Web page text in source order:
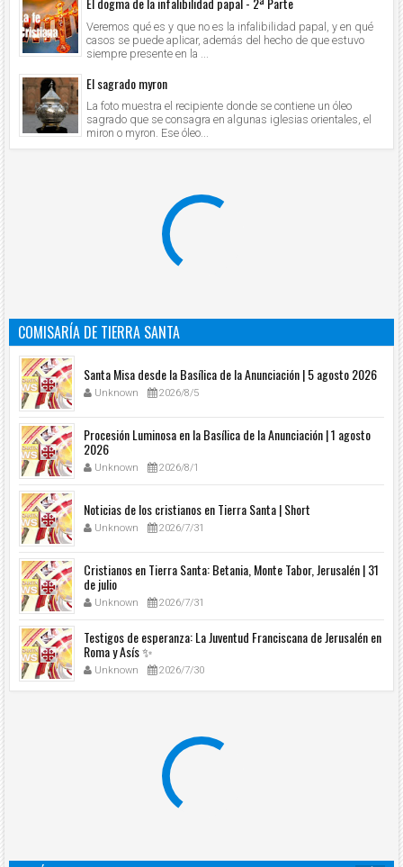
Veremos qué es y que no es la infalibilidad papal, y en qué
casos se puede aplicar, además del hecho de que estuvo
siempre presente en la ...
El sagrado myron
La foto muestra el recipiente donde se contiene un óleo
sagrado que se consagra en algunas iglesias orientales, el
miron o myron. Ese óleo...
COMISARÍA DE TIERRA SANTA
Santa Misa desde la Basílica de la Anunciación | 5 agosto 2026
Unknown 2026/8/5
Procesión Luminosa en la Basílica de la Anunciación | 1 agosto
2026
Unknown 2026/8/1
Noticias de los cristianos en Tierra Santa | Short
Unknown 2026/7/31
Cristianos en Tierra Santa: Betania, Monte Tabor, Jerusalén | 31
de julio
Unknown 2026/7/31
Testigos de esperanza: La Juventud Franciscana de Jerusalén en
Roma y Asís ✨
Unknown 2026/7/30